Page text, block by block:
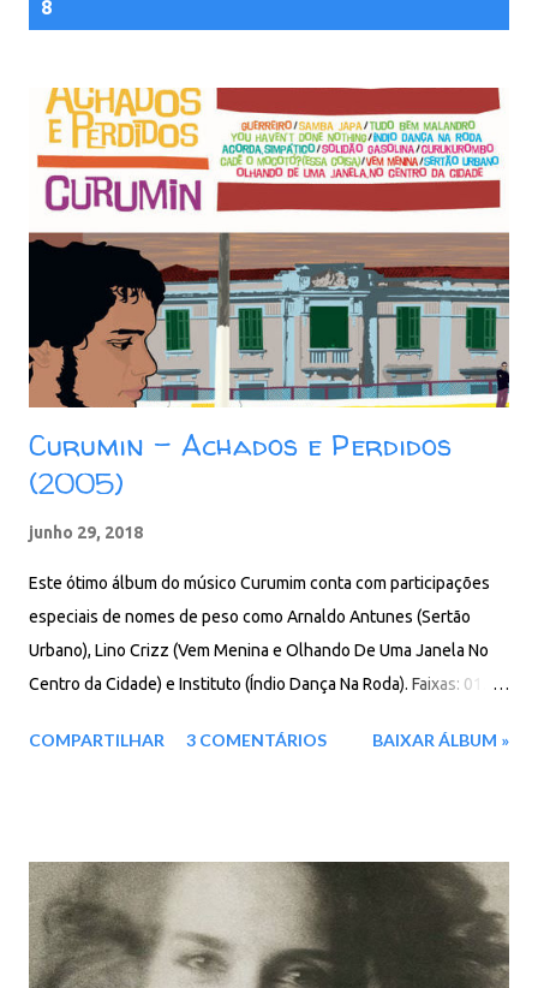
8
Curumin - Achados e Perdidos
(2005)
junho 29, 2018
Este ótimo álbum do músico Curumim conta com participações
especiais de nomes de peso como Arnaldo Antunes (Sertão
Urbano), Lino Crizz (Vem Menina e Olhando De Uma Janela No
Centro da Cidade) e Instituto (Índio Dança Na Roda). Faixas: 01.
Haven't Done Nothing 05. Índio Dança Na Roda (com Instituto) 06.
Antunes) 12. Olhando De Lima Janela, No Centro Da Cidade (com
Lino Crizz) Baixar: 114 MB - ZiP - MP3 - 320 Kbps pCloud -
Google Drive - Box - MEGA - MediaFire
COMPARTILHAR 3 COMENTÁRIOS BAIXAR ÁLBUM »